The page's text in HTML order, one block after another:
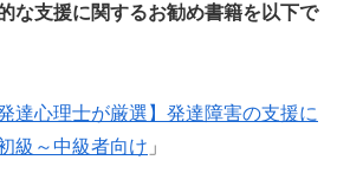
な支援に関するお勧め書籍を以下で
発達心理士が厳選】発達障害の支援に
級～中級者向け 」